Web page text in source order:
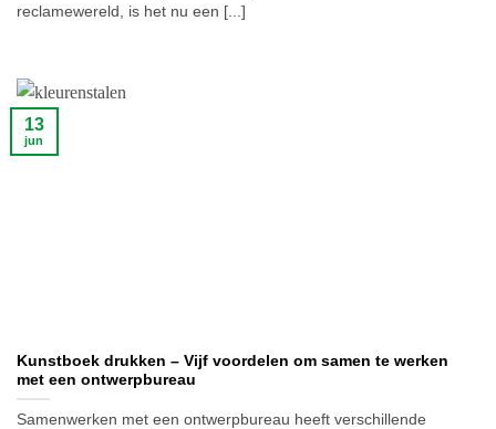
reclamewereld, is het nu een [...]
Kunstboek drukken – Vijf voordelen om samen te werken
met een ontwerpbureau
Samenwerken met een ontwerpbureau heeft verschillende
13
jun